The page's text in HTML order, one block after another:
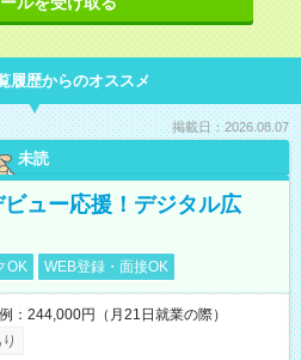
履歴からのオススメ
掲載日：2026.08.07
未読
ビュー応援！デジタル広
OK WEB登録・面接OK
244,000円（月21日就業の際）